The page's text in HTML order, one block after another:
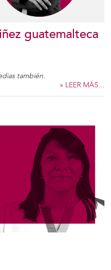
guatemalteca
también.
» LEER MÁS...